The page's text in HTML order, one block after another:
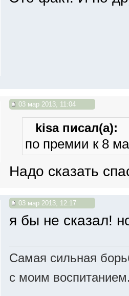
03 мар 2013, 11:04
kisa писал(а):
по премии к 8
Надо сказать
03 мар 2013, 12:17
я бы не сказал!
Самая сильная
с моим